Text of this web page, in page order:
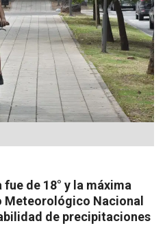
de 18° y la máxima
Meteorológico Nacional
de precipitaciones